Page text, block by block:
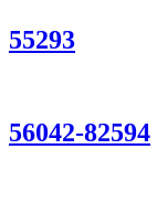
55293
56042-82594